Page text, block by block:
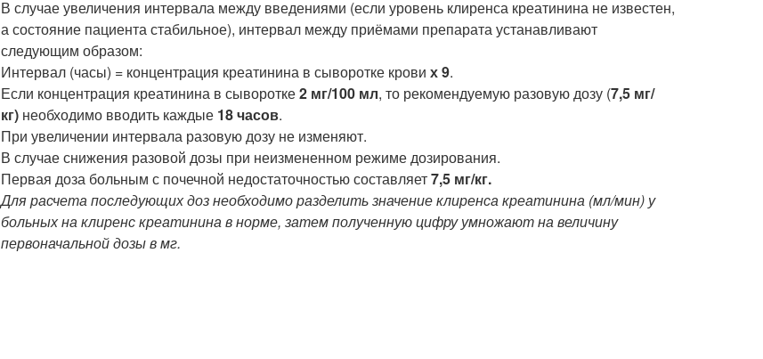
В случае увеличения интервала между введениями (если уровень клиренса креатинина не известен,
а состояние пациента стабильное), интервал между приёмами препарата устанавливают
следующим образом:
Интервал (часы) = концентрация креатинина в сыворотке крови х 9.
Если концентрация креатинина в сыворотке2 мг/100 мл, то рекомендуемую разовую дозу (7,5 мг/
кг) необходимо вводить каждые 18 часов.
При увеличении интервала разовую дозу не изменяют.
В случае снижения разовой дозы при неизмененном режиме дозирования.
Первая доза больным с почечной недостаточностью составляет7,5 мг/кг.
Для расчета последующих доз необходимо разделить значение клиренса креатинина (мл/мин) у
больных на клиренс креатинина в норме, затем полученную цифру умножают на величину
первоначальной дозы в мг.